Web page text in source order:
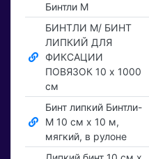
Бинтли М
БИНТЛИ М/ БИНТ
ЛИПКИЙ ДЛЯ
ФИКСАЦИИ
ПОВЯЗОК 10 х 1000
см
Бинт липкий Бинтли-
М 10 см х 10 м,
мягкий, в рулоне